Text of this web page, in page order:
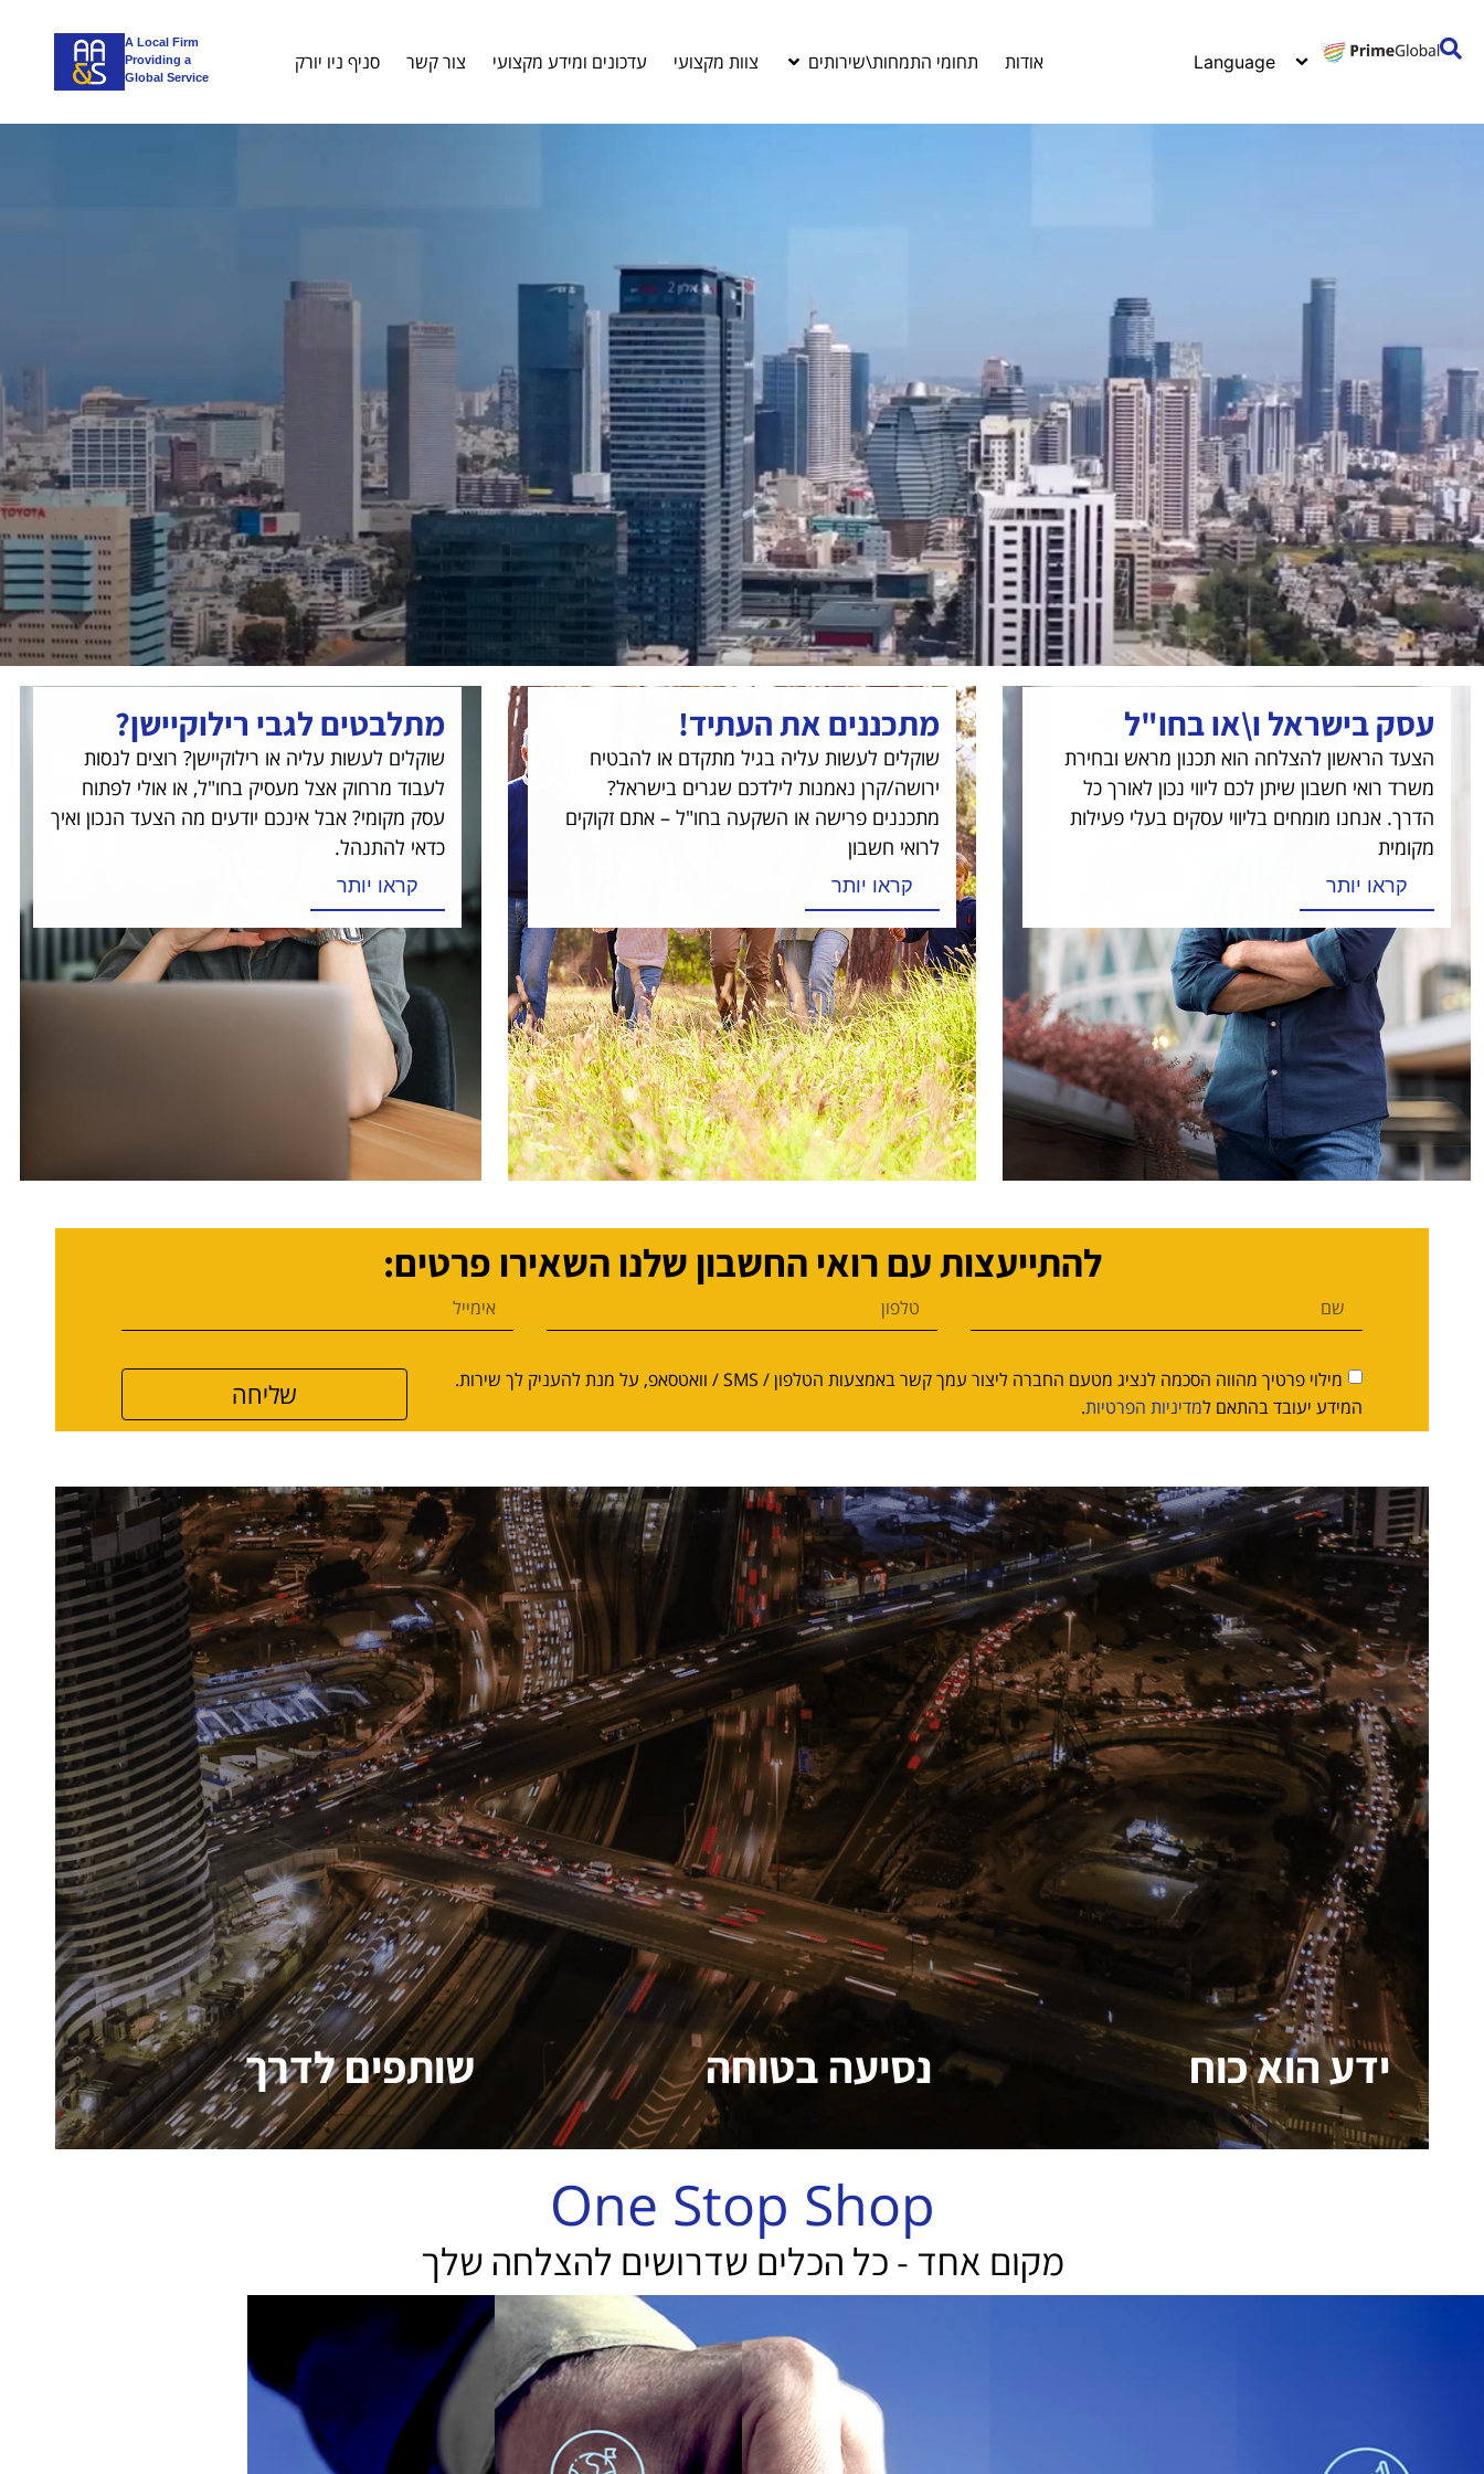
אודות תחומי התמחות\שירותים צוות מקצועי עדכונים ומידע מקצועי צור קשר סניף ניו יורק
A Local Firm
Providing a
Global Service
עסק בישראל ו\או בחו"ל
הצעד הראשון להצלחה הוא תכנון מראש ובחירת
משרד רואי חשבון שיתן לכם ליווי נכון לאורך כל
הדרך. אנחנו מומחים בליווי עסקים בעלי פעילות
מקומית
קראו יותר
מתכננים את העתיד!
שוקלים לעשות עליה בגיל מתקדם או להבטיח
ירושה/קרן נאמנות לילדכם שגרים בישראל?
מתכננים פרישה או השקעה בחו"ל – אתם זקוקים
לרואי חשבון
קראו יותר
מתלבטים לגבי רילוקיישן?
שוקלים לעשות עליה או רילוקיישן? רוצים לנסות
לעבוד מרחוק אצל מעסיק בחו"ל, או אולי לפתוח
עסק מקומי? אבל אינכם יודעים מה הצעד הנכון ואיך
כדאי להתנהל.
קראו יותר
להתייעצות עם רואי החשבון שלנו השאירו פרטים:
מילוי פרטיך מהווה הסכמה לנציג מטעם החברה ליצור עמך קשר באמצעות הטלפון / SMS / וואטסאפ, על מנת להעניק לך שירות.
המידע יעובד בהתאם למדיניות הפרטיות. שליחה
שותפים לדרך
שותפים לדרך
התמחות במיסוי וחשבונאות בינלאומית היא לב
הפעילות של משרדנו, צוות המשרד מעניק
לאלפי לקוחות בעלי פעילות עסקית בישראל
ובמדינות נוספות שירותי ראיית חשבון באופן
יום יומי. ומתמודד עם אלפי מורכבויות מס
שונות ופתרונן על הצד הטוב ביותר בהיבטי
נסיעה בטוחה
נסיעה בטוחה
משרדנו מתמחה במתן שירותי ראיית חשבון
ללקוחות בעלי פעילות עסקית בינלאומית.
מחלקות המשרד נותנות מעטפת אופטימלית
ידע הוא כוח
המעוניינים להתפתח זקוקים לרואי חשבון
One Stop Shop
מקום אחד - כל הכלים שדרושים להצלחה שלך